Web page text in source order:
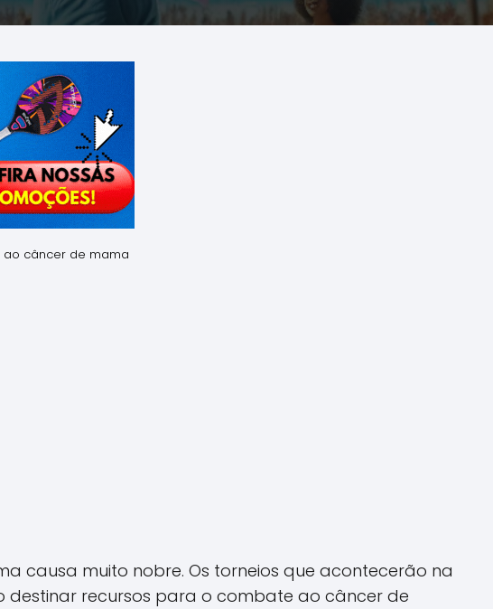
câncer de mama
causa muito nobre. Os torneios que acontecerão na
recursos para o combate ao câncer de